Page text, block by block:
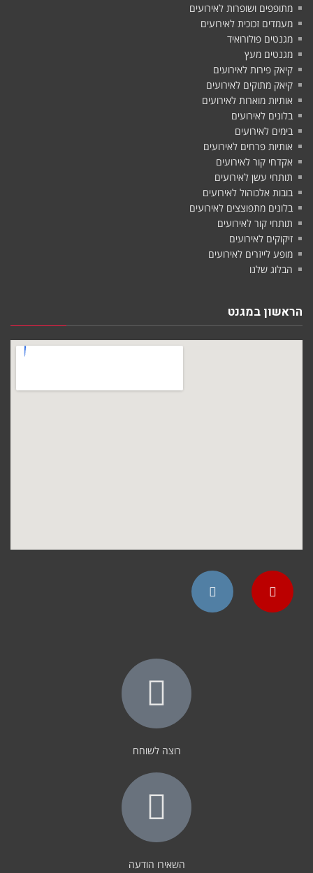
מתופפים ושופרות לאירועים
מעמדים זכוכית לאירועים
מגנטים פולורואיד
מגנטים מעץ
קיאק פירות לאירועים
קיאק מתוקים לאירועים
אותיות מוארות לאירועים
בלונים לאירועים
בימים לאירועים
אותיות פרחים לאירועים
אקדחי קור לאירועים
תותחי עשן לאירועים
בובות אלכוהול לאירועים
בלונים מתפוצצים לאירועים
תותחי קור לאירועים
זיקוקים לאירועים
מופע לייזרים לאירועים
הבלוג שלנו
הראשון במגנט
רוצה לשוחח
השאירו הודעה